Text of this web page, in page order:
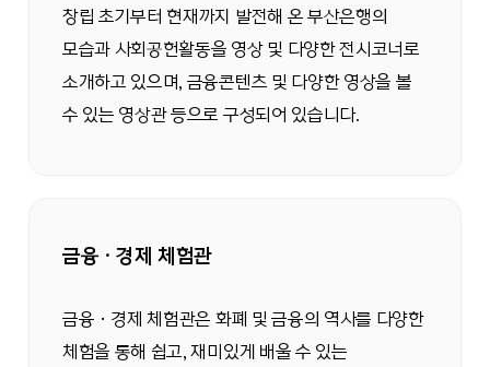
창립 초기부터 현재까지 발전해 온 부산은행의
모습과 사회공헌활동을 영상 및 다양한 전시코너로
소개하고 있으며, 금융콘텐츠 및 다양한 영상을 볼
수 있는 영상관 등으로 구성되어 있습니다.
금융 · 경제 체험관
금융 · 경제 체험관은 화폐 및 금융의 역사를 다양한
체험을 통해 쉽고, 재미있게 배울 수 있는